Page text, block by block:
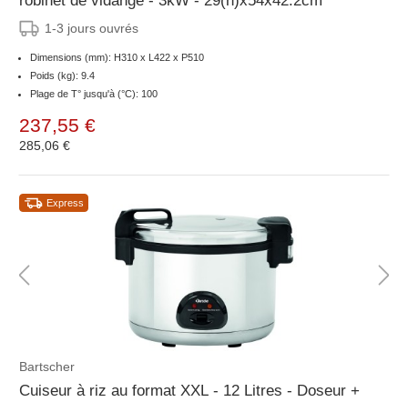
1-3 jours ouvrés
Dimensions (mm): H310 x L422 x P510
Poids (kg): 9.4
Plage de T° jusqu'à (°C): 100
237,55 €
285,06 €
Express
Bartscher
Cuiseur à riz au format XXL - 12 Litres - Doseur +